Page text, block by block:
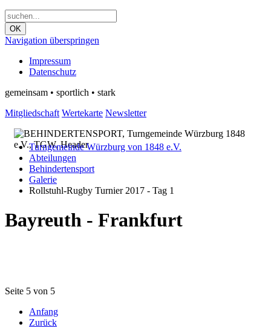
OK
Navigation überspringen
Impressum
Datenschutz
gemeinsam • sportlich • stark
Mitgliedschaft Wertekarte Newsletter
Turngemeinde Würzburg von 1848 e.V.
Abteilungen
Behindertensport
Galerie
Rollstuhl-Rugby Turnier 2017 - Tag 1
Bayreuth - Frankfurt
Seite 5 von 5
Anfang
Zurück